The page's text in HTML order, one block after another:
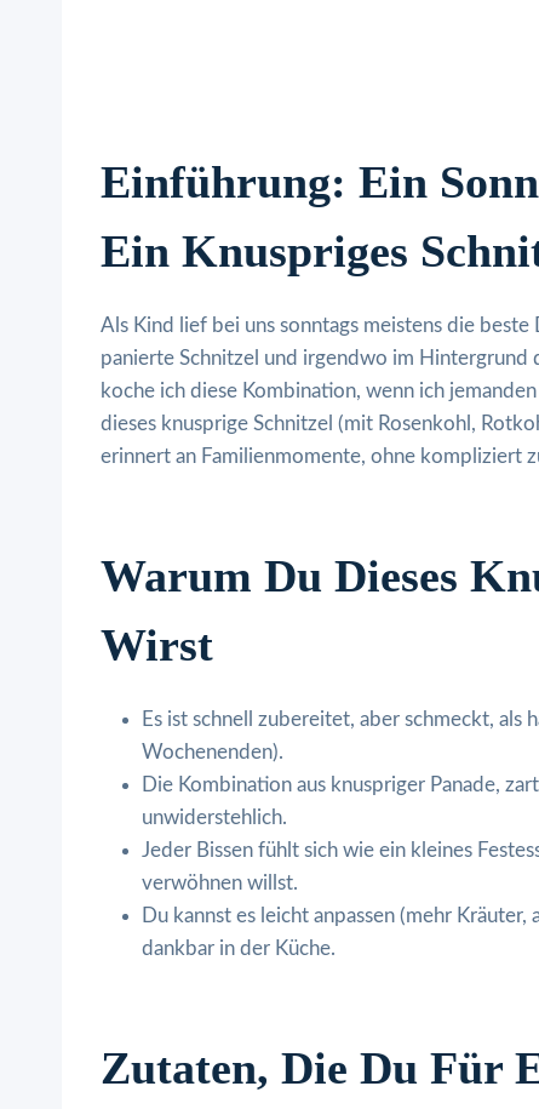
Einführung: Ein
Ein Knuspriges
Als Kind lief bei uns sonntags meistens die
panierte Schnitzel und irgendwo im Hintergrund
koche ich diese Kombination, wenn ich
dieses knusprige Schnitzel (mit Rosenkohl,
erinnert an Familienmomente, ohne kompliziert
Warum Du Dieses
Wirst
Es ist schnell zubereitet, aber schmeckt,
Wochenenden).
Die Kombination aus knuspriger Panade,
unwiderstehlich.
Jeder Bissen fühlt sich wie ein kleines
verwöhnen willst.
Du kannst es leicht anpassen (mehr
dankbar in der Küche.
Zutaten, Die Du Für